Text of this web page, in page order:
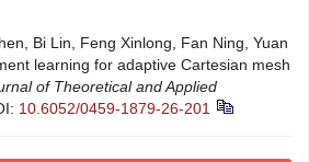
Bi Lin, Feng Xinlong, Fan Ning, Yuan
learning for adaptive Cartesian mesh
of Theoretical and Applied
10.6052/0459-1879-26-201